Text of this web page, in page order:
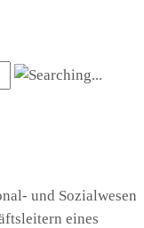
und Sozialwesen
eines